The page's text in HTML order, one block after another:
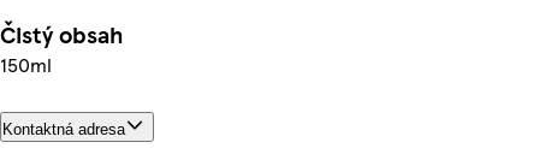
Čistý obsah
150ml
Kontaktná adresa